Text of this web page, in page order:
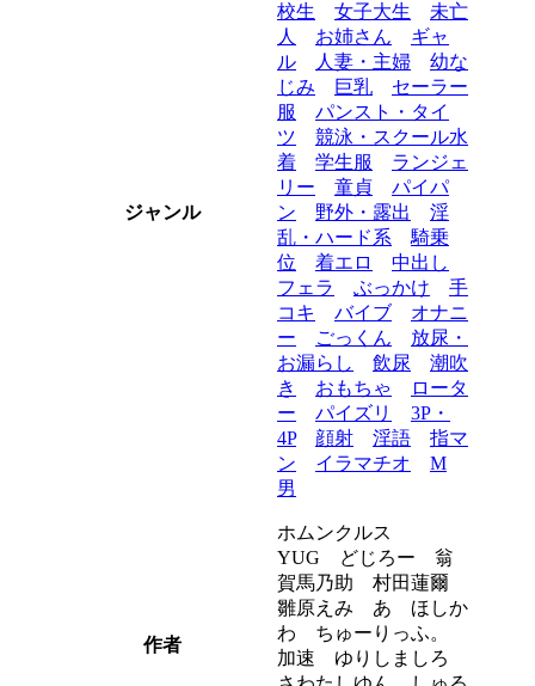
ジャンル
校生
女子大生
未亡
人
お姉さん
ギャ
ル
人妻・主婦
幼な
じみ
巨乳
セーラー
服
パンスト・タイ
ツ
競泳・スクール水
着
学生服
ランジェ
リー
童貞
パイパ
ン
野外・露出
淫
乱・ハード系
騎乗
位
着エロ
中出し
フェラ
ぶっかけ
手
コキ
バイブ
オナニ
ー
ごっくん
放尿・
お漏らし
飲尿
潮吹
き
おもちゃ
ロータ
ー
パイズリ
3P・
4P
顔射 淫語
指マ
ン
イラマチオ
M
男
作者
ホムンクルス
YUG どじろー 翁
賀馬乃助 村田蓮爾
雛原えみ あゝほしか
わ ちゅーりっふ。
加速 ゆりしましろ